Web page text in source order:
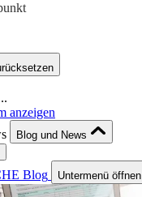
anzeigen
Blog und News
Blog Untermenü öffnen